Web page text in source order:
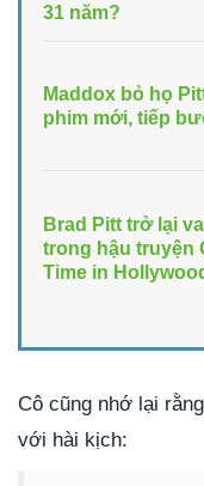
31 năm?
Maddox bỏ họ
phim mới, tiếp
Brad Pitt trở lại
trong hậu truyện
Time in
Cô cũng nhớ lại
với hài kịch: